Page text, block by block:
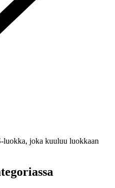
luokka, joka kuuluu luokkaan